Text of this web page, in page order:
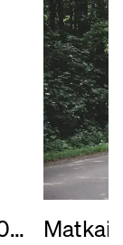
Karavaanarin kesälista 2026